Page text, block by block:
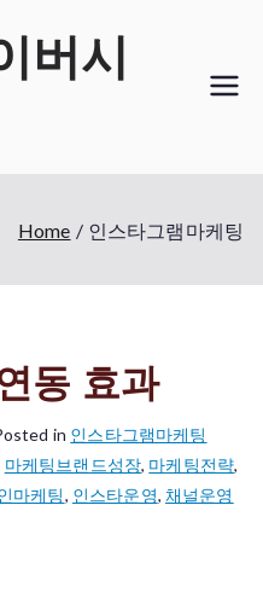
버시
Home 인스타그램마케팅
동 효과
in 인스타그램마케팅
마케팅브랜드성장, 마케팅전략,
마케팅, 인스타운영, 채널운영